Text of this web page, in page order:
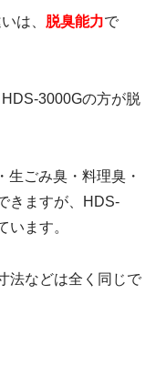
は、 脱臭能力で
3000Gの方が脱
生ごみ臭・料理臭・
きますが、HDS-
います。
法などは全く同じで